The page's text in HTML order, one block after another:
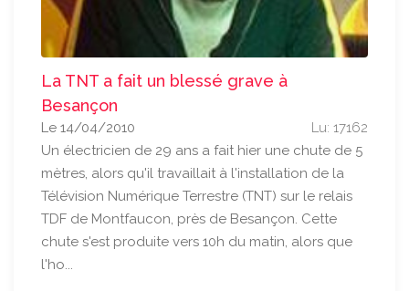
La TNT a fait un blessé grave à
Besançon
Lu: 17162
Le 14/04/2010
Un électricien de 29 ans a fait hier une chute de 5
mètres, alors qu'il travaillait à l'installation de la
Télévision Numérique Terrestre (TNT) sur le relais
TDF de Montfaucon, près de Besançon. Cette
chute s'est produite vers 10h du matin, alors que
l'ho...